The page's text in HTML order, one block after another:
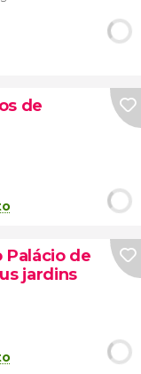
de
Palácio de
jardins